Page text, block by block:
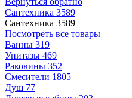
Сантехника 3589
Сантехника 3589
Посмотреть все товары
Ванны 319
Унитазы 469
Раковины 352
Смесители 1805
Душ 77